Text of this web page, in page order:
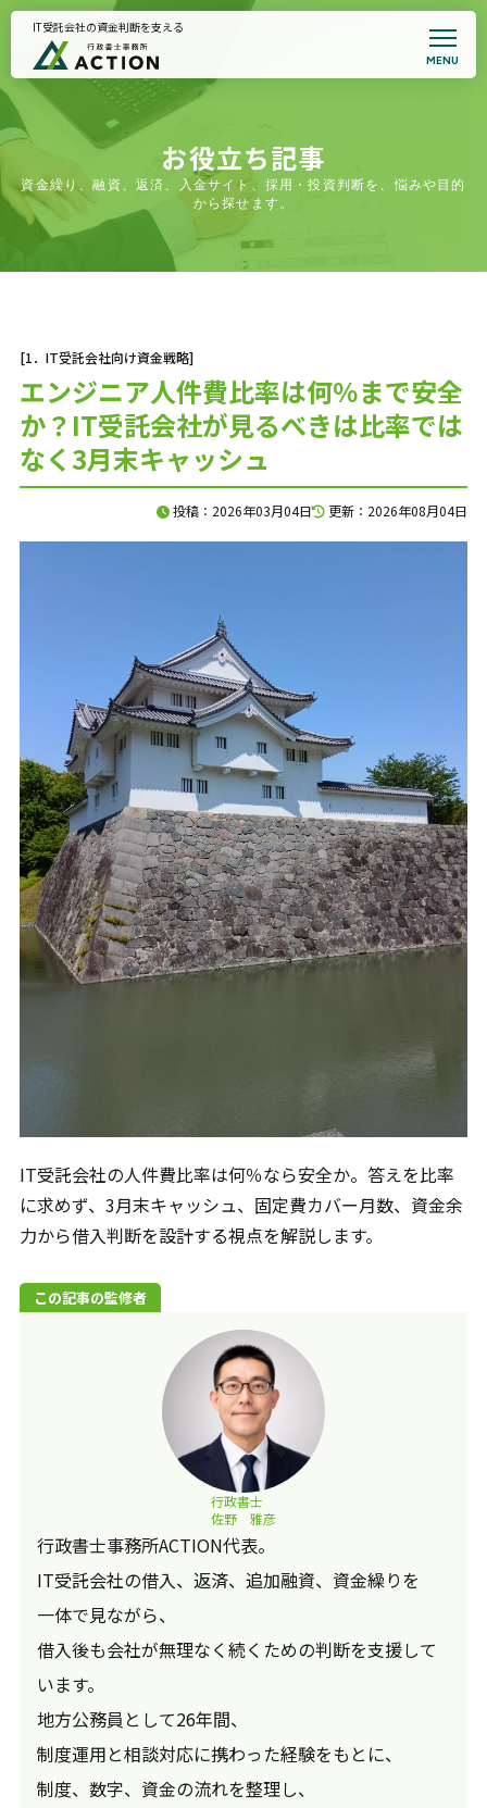
IT受託会社の資金判断を支える
MENU
お役立ち記事
資金繰り、融資、返済、入金サイト、採用・投資判断を、悩みや目的
から探せます。
[1．IT受託会社向け資金戦略]
エンジニア人件費比率は何％まで安全
か？IT受託会社が見るべきは比率では
なく3月末キャッシュ
投稿：2026年03月04日 更新：2026年08月04日
IT受託会社の人件費比率は何％なら安全か。答えを比率
に求めず、3月末キャッシュ、固定費カバー月数、資金余
力から借入判断を設計する視点を解説します。
この記事の監修者
行政書士
佐野 雅彦
行政書士事務所ACTION代表。
IT受託会社の借入、返済、追加融資、資金繰りを
一体で見ながら、
借入後も会社が無理なく続くための判断を支援して
います。
地方公務員として26年間、
制度運用と相談対応に携わった経験をもとに、
制度、数字、資金の流れを整理し、
トップページ
事務所案内
代表プロフィール
悩みから支援を探す
全国対応｜支援事例集
契約書サポート
お知らせ
面談予約・支援適合性確認
初回相談のご案内
複雑につながった資金の悩みを、
120分のオンライン面談で整理します。
料金は、33,000円（税込）。
面談後には、
現状の課題、確認すべき数字、
次に打つべき手をまとめた
「初回面談レポート」を納品します。
相談して終わりではなく、
社長が見返せる判断材料を残します。
お手数ですが、問い合わせフォームからご相談ください。
メールでのお問合せ